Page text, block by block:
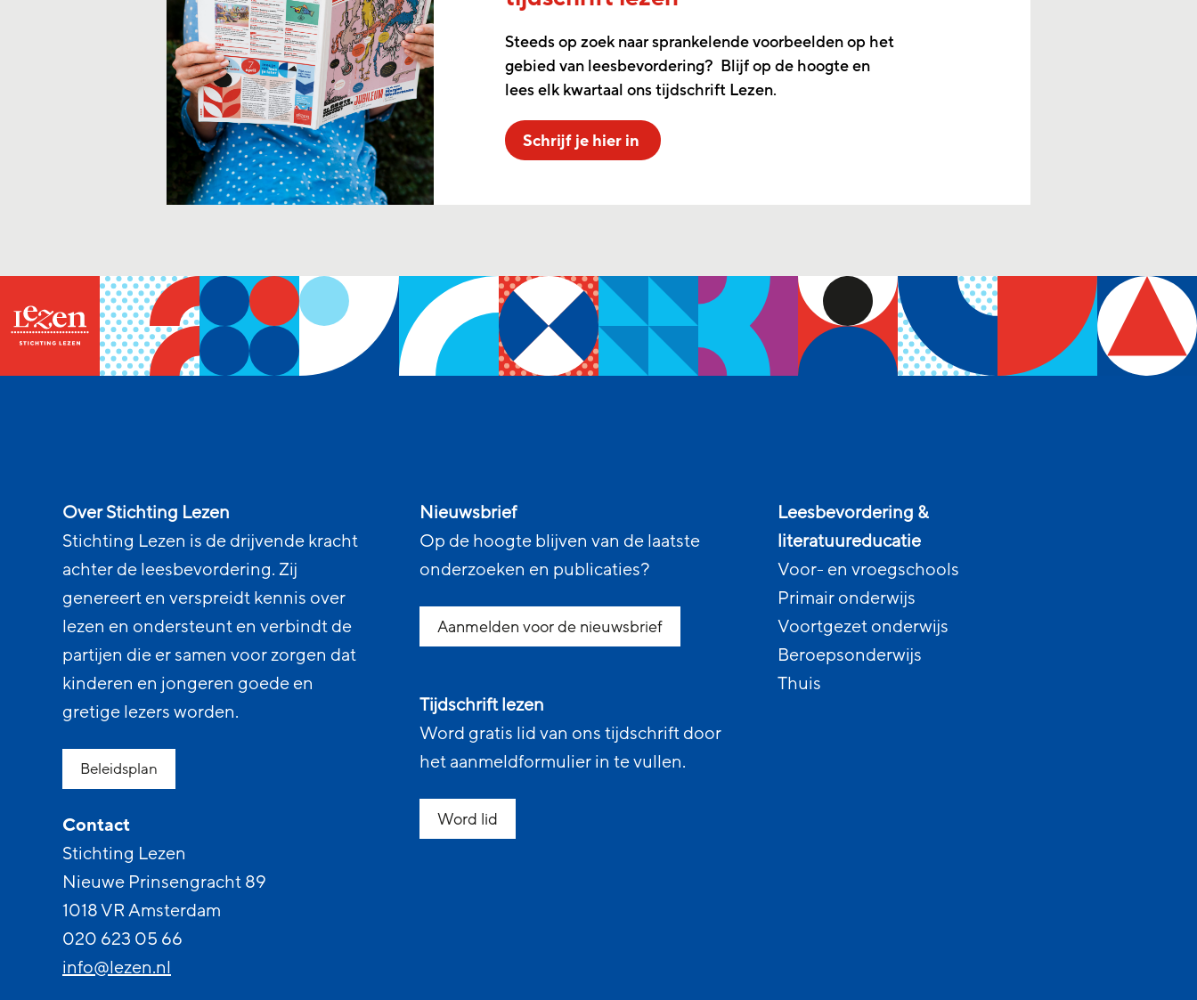
Steeds op zoek naar sprankelende voorbeelden op het
gebied van leesbevordering? Blijf op de hoogte en
lees elk kwartaal ons tijdschrift Lezen.
Schrijf je hier in
Over Stichting Lezen
Stichting Lezen is de drijvende kracht
achter de leesbevordering. Zij
genereert en verspreidt kennis over
lezen en ondersteunt en verbindt de
partijen die er samen voor zorgen dat
kinderen en jongeren goede en
gretige lezers worden.
Beleidsplan
Contact
Stichting Lezen
Nieuwe Prinsengracht 89
1018 VR Amsterdam
020 623 05 66
info@lezen.nl
Nieuwsbrief
Op de hoogte blijven van de laatste
onderzoeken en publicaties?
Aanmelden voor de nieuwsbrief
Tijdschrift lezen
Word gratis lid van ons tijdschrift door
het aanmeldformulier in te vullen.
Word lid
Leesbevordering &
literatuureducatie
Voor- en vroegschools
Primair onderwijs
Voortgezet onderwijs
Beroepsonderwijs
Thuis